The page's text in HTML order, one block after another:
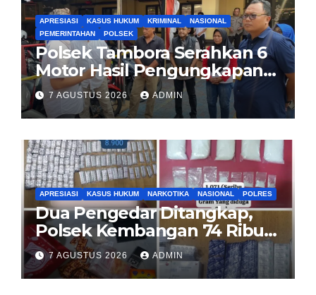
APRESIASI KASUS HUKUM KRIMINAL
NASIONAL
PEMERINTAHAN
POLSEK
Polsek Tambora Serahkan 6
Motor Hasil Pengungkapan
Kasus Curanmor Kepada
Pemilik Yang sah
7 AGUSTUS 2026 ADMIN
APRESIASI KASUS HUKUM NARKOTIKA NASIONAL POLRES
Dua Pengedar Ditangkap,
Polsek Kembangan 74 Ribu
Obat Keras, Sabu Hingga
Puluhan Vape Etomidate
Diamankan
7 AGUSTUS 2026 ADMIN